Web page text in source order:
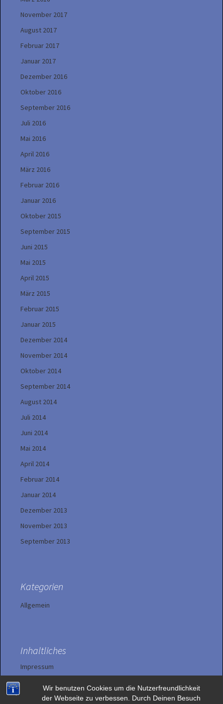
Wir benutzen Cookies um die Nutzerfreundlichkeit
der Webseite zu verbessen. Durch Deinen Besuch
November 2017
August 2017
Februar 2017
Januar 2017
Dezember 2016
Oktober 2016
September 2016
Juli 2016
Mai 2016
April 2016
März 2016
Februar 2016
Januar 2016
Oktober 2015
September 2015
Juni 2015
Mai 2015
April 2015
März 2015
Februar 2015
Januar 2015
Dezember 2014
November 2014
Oktober 2014
September 2014
August 2014
Juli 2014
Juni 2014
Mai 2014
April 2014
Februar 2014
Januar 2014
Dezember 2013
November 2013
September 2013
Kategorien
Allgemein
Inhaltliches
Impressum
Datenschutzerklärung